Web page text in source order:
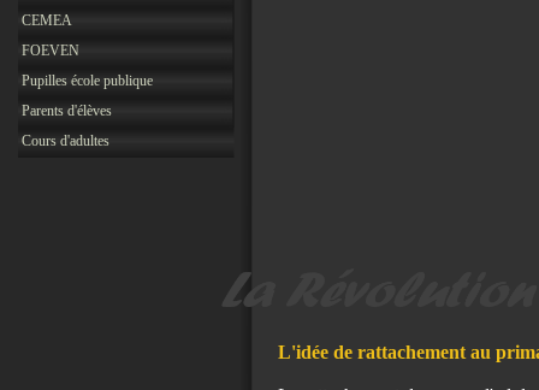
L'idée de rattachement au
CEMEA
FOEVEN
Pupilles école publique
Parents d'élèves
Cours d'adultes